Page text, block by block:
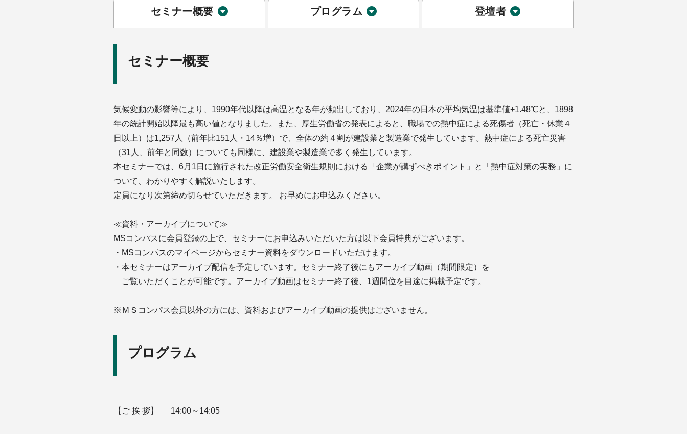
セミナー概要 プログラム 登壇者
セミナー概要
気候変動の影響等により、1990年代以降は高温となる年が頻出しており、2024年の日本の平均気温は基準値+1.48℃と、1898
年の統計開始以降最も高い値となりました。また、厚生労働省の発表によると、職場での熱中症による死傷者（死亡・休業４
日以上）は1,257人（前年比151人・14％増）で、全体の約４割が建設業と製造業で発生しています。熱中症による死亡災害
（31人、前年と同数）についても同様に、建設業や製造業で多く発生しています。
本セミナーでは、6月1日に施行された改正労働安全衛生規則における「企業が講ずべきポイント」と「熱中症対策の実務」に
ついて、わかりやすく解説いたします。
定員になり次第締め切らせていただきます。 お早めにお申込みください。
≪資料・アーカイブについて≫
MSコンパスに会員登録の上で、セミナーにお申込みいただいた方は以下会員特典がございます。
・MSコンパスのマイページからセミナー資料をダウンロードいただけます。
・本セミナーはアーカイブ配信を予定しています。セミナー終了後にもアーカイブ動画（期間限定）を
ご覧いただくことが可能です。アーカイブ動画はセミナー終了後、1週間位を目途に掲載予定です。
※ＭＳコンパス会員以外の方には、資料およびアーカイブ動画の提供はございません。
プログラム
【ご 挨 拶】 14:00～14:05